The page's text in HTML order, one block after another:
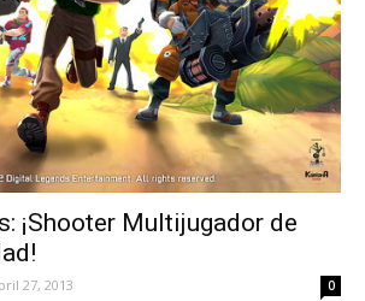
¡Shooter Multijugador de
27, 2013 0